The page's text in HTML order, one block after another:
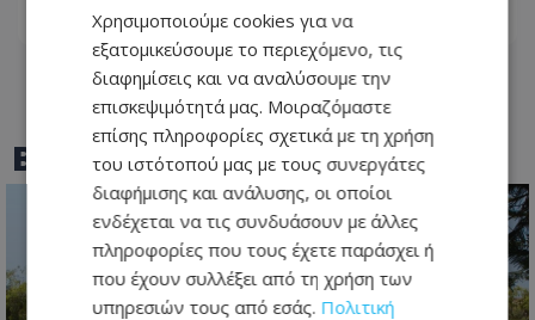
08.08.2026 - 15:05
BEST OFTOTHEMAONLINE
Χρησιμοποιούμε cookies για να
εξατομικεύσουμε το περιεχόμενο, τις
διαφημίσεις και να αναλύσουμε την
επισκεψιμότητά μας. Μοιραζόμαστε
επίσης πληροφορίες σχετικά με τη χρήση
του ιστότοπού μας με τους συνεργάτες
διαφήμισης και ανάλυσης, οι οποίοι
ενδέχεται να τις συνδυάσουν με άλλες
πληροφορίες που τους έχετε παράσχει ή
που έχουν συλλέξει από τη χρήση των
υπηρεσιών τους από εσάς. Πολιτική